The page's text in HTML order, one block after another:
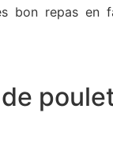
bon repas en